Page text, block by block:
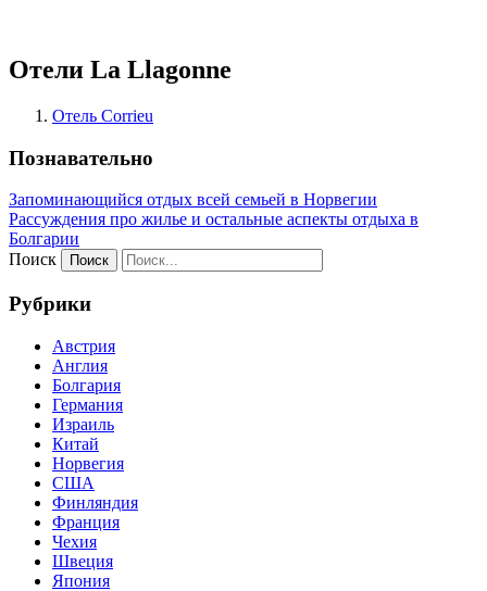
Отели La Llagonne
Отель Corrieu
Познавательно
Запоминающийся отдых всей семьей в Норвегии
Рассуждения про жилье и остальные аспекты отдыха в
Болгарии
Поиск
Рубрики
Австрия
Англия
Болгария
Германия
Израиль
Китай
Норвегия
США
Финляндия
Франция
Чехия
Швеция
Япония